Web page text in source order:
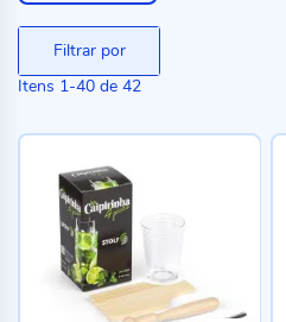
Itens 1-40 de 42
Filtrar por